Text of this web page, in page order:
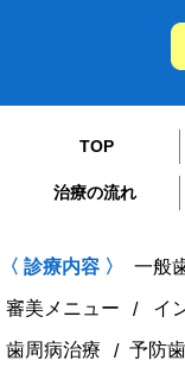
TOP
治療の流れ
〈 診療内容 〉 一般
審美メニュー イ
歯周病治療 予防